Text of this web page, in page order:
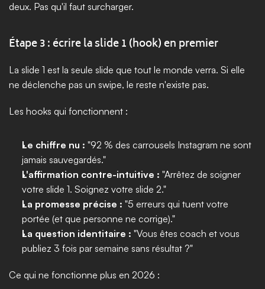
deux. Pas qu'il faut surcharger.
Étape 3 : écrire la slide 1 (hook) en premier
La slide 1 est la seule slide que tout le monde verra. Si elle
ne déclenche pas un swipe, le reste n'existe pas.
Les hooks qui fonctionnent :
Le chiffre nu : "92 % des carrousels Instagram ne sont
jamais sauvegardés."
L'affirmation contre-intuitive : "Arrêtez de soigner
votre slide 1. Soignez votre slide 2."
La promesse précise : "5 erreurs qui tuent votre
portée (et que personne ne corrige)."
La question identitaire : "Vous êtes coach et vous
publiez 3 fois par semaine sans résultat ?"
Ce qui ne fonctionne plus en 2026 :